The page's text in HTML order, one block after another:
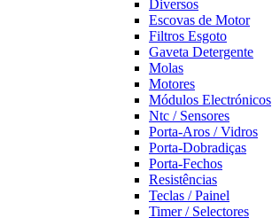
Diversos
Escovas de Motor
Filtros Esgoto
Gaveta Detergente
Molas
Motores
Módulos Electrónicos
Ntc / Sensores
Porta-Aros / Vidros
Porta-Dobradiças
Porta-Fechos
Resistências
Teclas / Painel
Timer / Selectores